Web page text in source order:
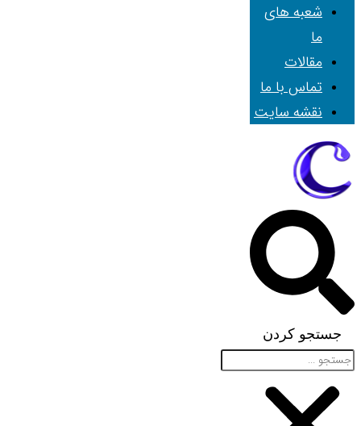
شعبه های
ما
مقالات
تماس با ما
نقشه سایت
جستجو کردن